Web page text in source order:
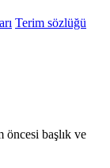
Terim sözlüğü
öncesi başlık ve